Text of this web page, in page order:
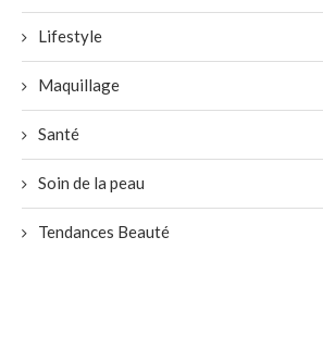
Lifestyle
Maquillage
Santé
Soin de la peau
Tendances Beauté